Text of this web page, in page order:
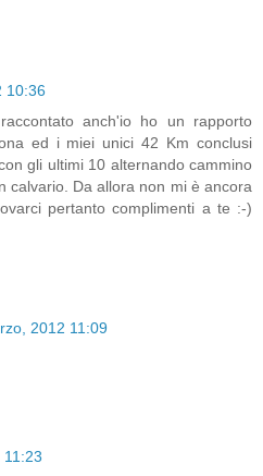
10:36
anch'io ho un rapporto
ed i miei unici 42 Km conclusi
gli ultimi 10 alternando cammino
calvario. Da allora non mi è ancora
pertanto complimenti a te :-)
2012 11:09